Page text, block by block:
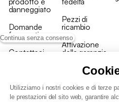
Continua senza consenso
Utilizziamo i nostri cookies e di terze
le prestazioni del sito web, garantire
danneggiato
Domande
frequenti
Contattaci
Pezzi di
ricambio
Attivazione
della garanzia